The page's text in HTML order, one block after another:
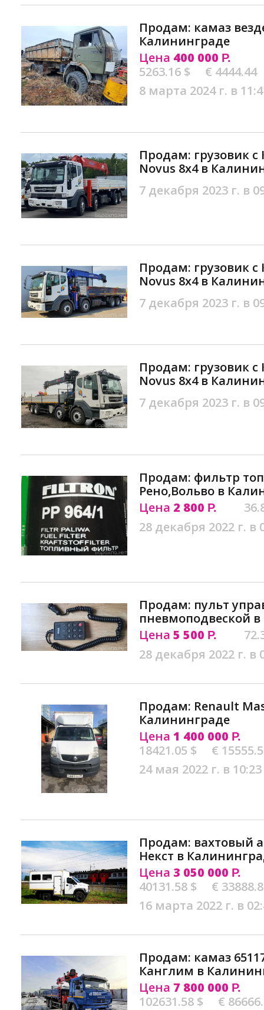
Продам: камаз
Калининграде
Цена 400 000 Р.
5263.16 $
€ 4444.44
8 марта 2024 г. в
Продам: грузовик с
Novus 8х4 в
7 декабря 2023 г. в
Продам: грузовик с
Novus 8х4 в
7 декабря 2023 г. в
Продам: грузовик с
Novus 8х4 в
7 декабря 2023 г. в
Продам: фильтр
Рено,Вольво в
Цена 2 800 Р.
28 декабря 2022 г. в
Продам: пульт
пневмоподвеской
Цена 5 500 Р.
28 декабря 2022 г. в
Продам: Renault
Калининграде
Цена 1 400 000 Р.
18421.05 $
€
24 мая 2022 г. в 10:23
Продам: вахтовый
Некст в
Цена 3 050 000 Р.
40131.58 $
€
16 марта 2022 г. в
Продам: камаз
Канглим в
Цена 7 800 000 Р.
102631.58 $
€